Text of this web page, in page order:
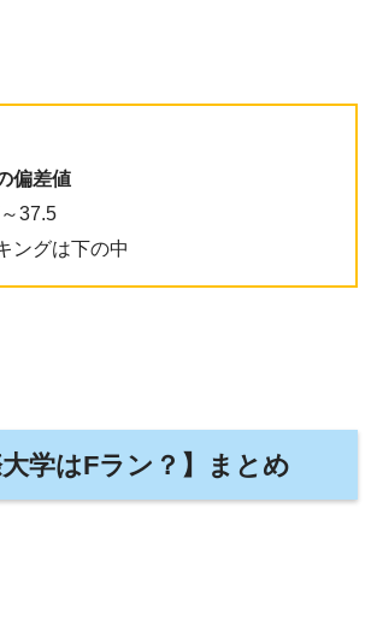
偏差値
37.5
ングは下の中
大学はFラン？】まとめ